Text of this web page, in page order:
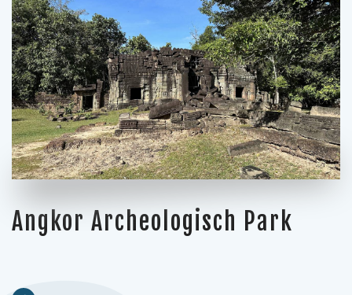
Angkor Archeologisch Park